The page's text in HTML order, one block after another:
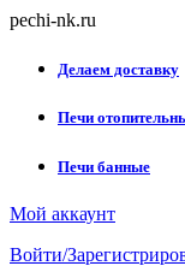
Skip
content
pechi-nk.ru
Делаем доставку
Печи
Печи банные
Мой аккаунт
Войти/